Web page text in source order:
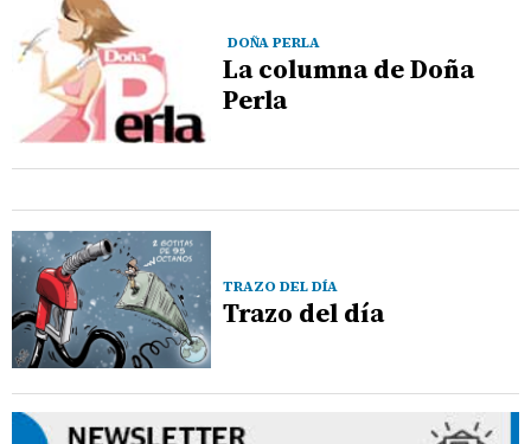
DOÑA PERLA
La columna de Doña
Perla
TRAZO DEL DÍA
Trazo del día